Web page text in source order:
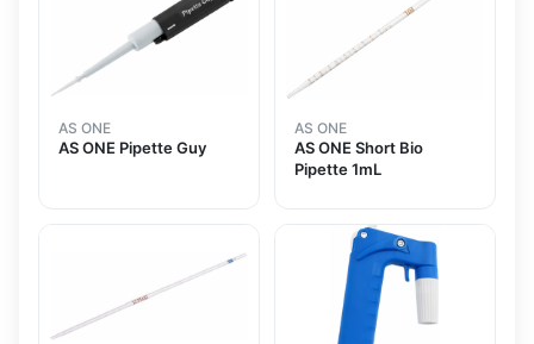
AS ONE
AS ONE Pipette Guy
AS ONE
AS ONE Short Bio
Pipette 1mL